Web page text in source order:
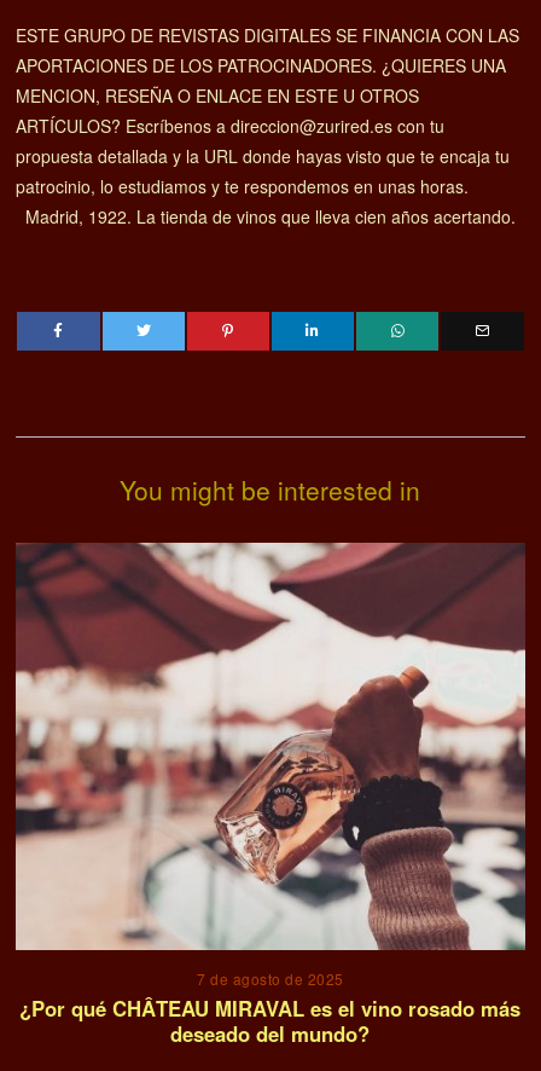
ESTE GRUPO DE REVISTAS DIGITALES SE FINANCIA CON LAS
APORTACIONES DE LOS PATROCINADORES. ¿QUIERES UNA
MENCION, RESEÑA O ENLACE EN ESTE U OTROS
ARTÍCULOS? Escríbenos a direccion@zurired.es con tu
propuesta detallada y la URL donde hayas visto que te encaja tu
patrocinio, lo estudiamos y te respondemos en unas horas.
Madrid, 1922. La tienda de vinos que lleva cien años acertando.
You might be interested in
7 de agosto de 2025
¿Por qué CHÂTEAU MIRAVAL es el vino rosado más
deseado del mundo?